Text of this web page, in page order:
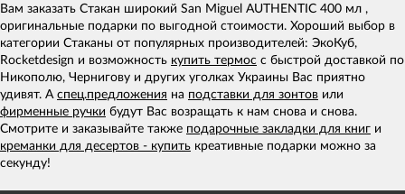
Вам заказать Стакан широкий San Miguel AUTHENTIC 400 мл ,
оригинальные подарки по выгодной стоимости. Хороший выбор в
категории Стаканы от популярных производителей: ЭкоКуб,
Rocketdesign и возможность купить термос с быстрой доставкой по
Никополю, Чернигову и других уголках Украины Вас приятно
удивят. А спец.предложения на подставки для зонтов или
фирменные ручки будут Вас возращать к нам снова и снова.
Смотрите и заказывайте также подарочные закладки для книг и
креманки для десертов - купить креативные подарки можно за
секунду!